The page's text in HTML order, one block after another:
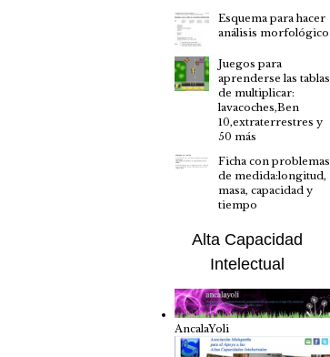
Esquema para hacer
análisis morfológico
Juegos para
aprenderse las tablas
de multiplicar:
lavacoches,Ben
10,extraterrestres y
50 más
Ficha con problemas
de medida:longitud,
masa, capacidad y
tiempo
Alta Capacidad
Intelectual
AncalaYoli